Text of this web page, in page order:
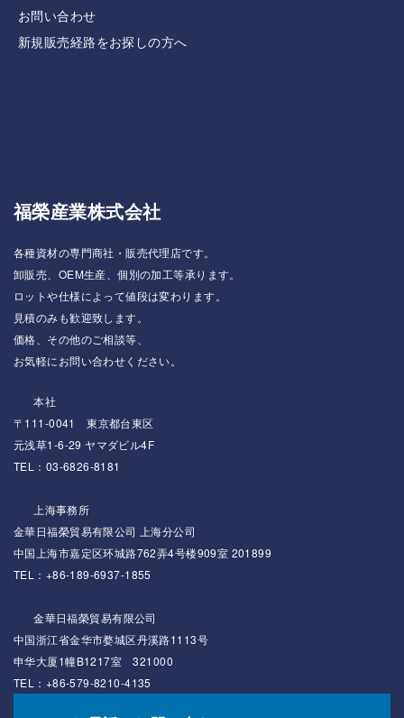
お問い合わせ
新規販売経路をお探しの方へ
福榮産業株式会社
各種資材の専門商社・販売代理店です。
卸販売、OEM生産、個別の加工等承ります。
ロットや仕様によって値段は変わります。
見積のみも歓迎致します。
価格、その他のご相談等、
お気軽にお問い合わせください。
本社
〒111-0041 東京都台東区
元浅草1-6-29 ヤマダビル4F
TEL：03-6826-8181
上海事務所
金華日福榮貿易有限公司 上海分公司
中国上海市嘉定区环城路762弄4号楼909室 201899
TEL：+86-189-6937-1855
金華日福榮貿易有限公司
中国浙江省金华市婺城区丹溪路1113号
申华大厦1幢B1217室 321000
TEL：+86-579-8210-4135